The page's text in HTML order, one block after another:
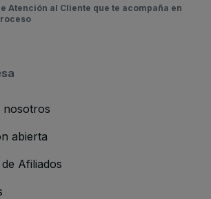
Atención al Cliente que te acompaña en
nosotros
abierta
Afiliados